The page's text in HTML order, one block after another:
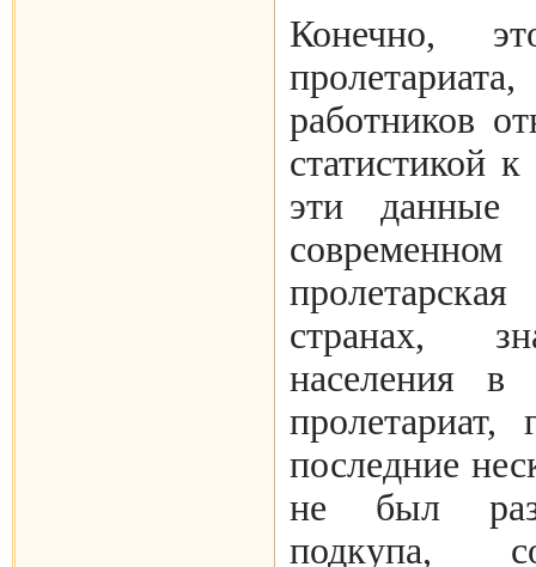
Конечно,
работников
статистикой
эти данные
странах,
населения в
пролетариат,
последние
не был
подкупа,